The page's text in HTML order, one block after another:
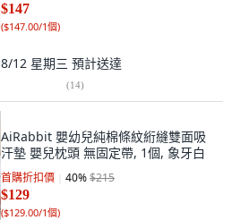
$147
($147.00/1個)
8/12 星期三 預計送達
(14)
AiRabbit 嬰幼兒純棉條紋絎縫雙面吸
汗墊 嬰兒枕頭 無固定帶, 1個, 象牙白
首購折扣價 40%$215
$129
($129.00/1個)